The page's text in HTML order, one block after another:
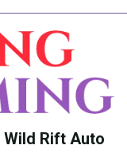
Rift Auto